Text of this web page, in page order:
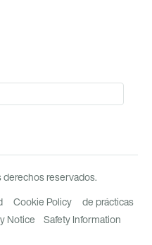
reservados.
Cookie Policy
de prácticas
Notice
Safety Information